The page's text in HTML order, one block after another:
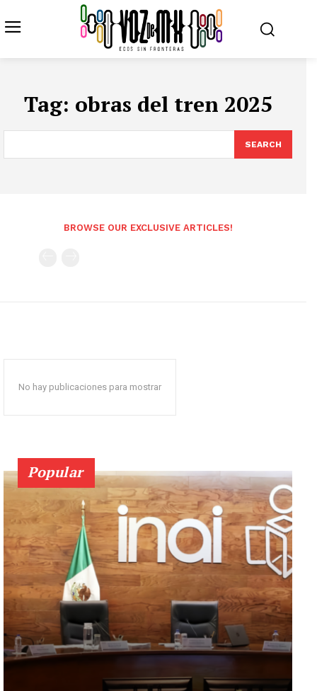
Tag: obras del tren 2025
SEARCH
BROWSE OUR EXCLUSIVE ARTICLES!
No hay publicaciones para mostrar
Popular